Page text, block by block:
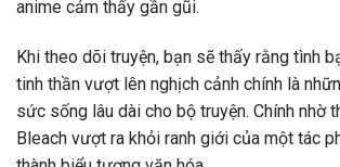
anime cảm thấy gần gũi.
Khi theo dõi truyện, bạn sẽ thấy rằng tình
tinh thần vượt lên nghịch cảnh chính là
sức sống lâu dài cho bộ truyện. Chính nhờ
Bleach vượt ra khỏi ranh giới của một tác